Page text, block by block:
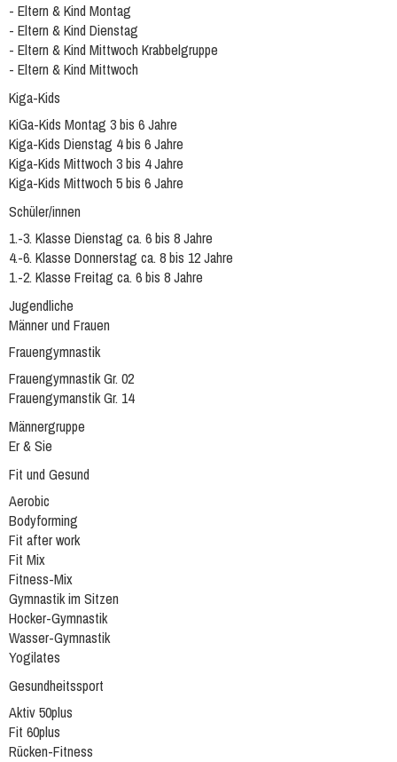
- Eltern & Kind Montag
- Eltern & Kind Dienstag
- Eltern & Kind Mittwoch Krabbelgruppe
- Eltern & Kind Mittwoch
Kiga-Kids
KiGa-Kids Montag 3 bis 6 Jahre
Kiga-Kids Dienstag 4 bis 6 Jahre
Kiga-Kids Mittwoch 3 bis 4 Jahre
Kiga-Kids Mittwoch 5 bis 6 Jahre
Schüler/innen
1.-3. Klasse Dienstag ca. 6 bis 8 Jahre
4.-6. Klasse Donnerstag ca. 8 bis 12 Jahre
1.-2. Klasse Freitag ca. 6 bis 8 Jahre
Jugendliche
Männer und Frauen
Frauengymnastik
Frauengymnastik Gr. 02
Frauengymanstik Gr. 14
Männergruppe
Er & Sie
Fit und Gesund
Aerobic
Bodyforming
Fit after work
Fit Mix
Fitness-Mix
Gymnastik im Sitzen
Hocker-Gymnastik
Wasser-Gymnastik
Yogilates
Gesundheitssport
Aktiv 50plus
Fit 60plus
Rücken-Fitness